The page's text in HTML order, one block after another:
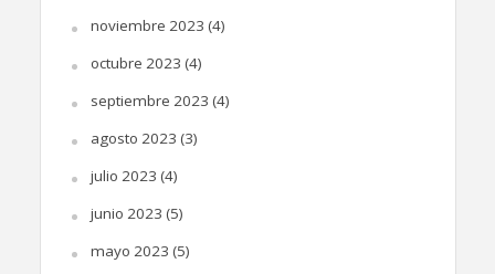
noviembre 2023 (4)
octubre 2023 (4)
septiembre 2023 (4)
agosto 2023 (3)
julio 2023 (4)
junio 2023 (5)
mayo 2023 (5)